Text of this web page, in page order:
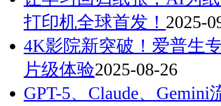
打印机全球首发！ 2025-
4K影院新突破！爱普生
片级体验2025-08-26
GPT-5、Claude、